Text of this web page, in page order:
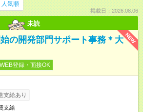
人気順
掲載日：2026.08.06
未読
NEW
の開発部門サポート事務＊大
WEB登録・面接OK
支給あり
支給